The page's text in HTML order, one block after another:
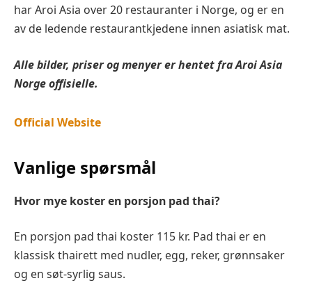
har Aroi Asia over 20 restauranter i Norge, og er en
av de ledende restaurantkjedene innen asiatisk mat.
Alle bilder, priser og menyer er hentet fra Aroi Asia
Norge offisielle.
Official Website
Vanlige spørsmål
Hvor mye koster en porsjon pad thai?
En porsjon pad thai koster 115 kr. Pad thai er en
klassisk thairett med nudler, egg, reker, grønnsaker
og en søt-syrlig saus.